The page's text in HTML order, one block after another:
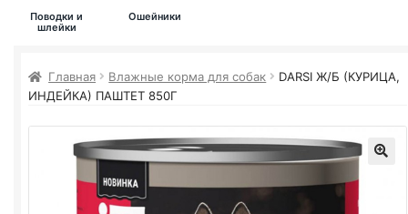
Вакансии
Поводки и
шлейки
Ошейники
Главная Влажные корма для собак
DARSI Ж/Б (КУРИЦА,
ИНДЕЙКА) ПАШТЕТ 850Г